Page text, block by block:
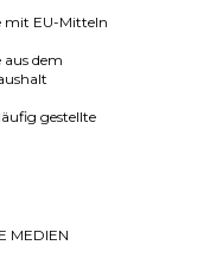
mit EU-Mitteln
aus dem
gestellte
MEDIEN